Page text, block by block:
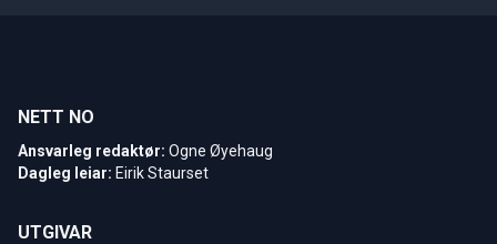
NETT NO
Ansvarleg redaktør: Ogne Øyehaug
Dagleg leiar: Eirik Staurset
UTGIVAR